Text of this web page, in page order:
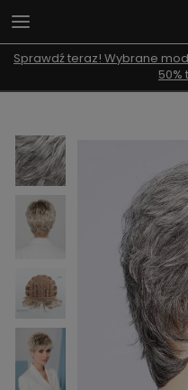
Sprawdź teraz! Wybrane
50%